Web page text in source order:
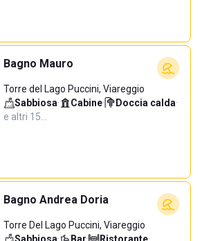
Bagno Mauro
Torre del Lago Puccini, Viareggio
Sabbiosa· Cabine· Doccia calda·
e altri 15…
Bagno Andrea Doria
Torre Del Lago Puccini, Viareggio